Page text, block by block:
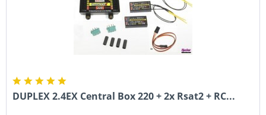
DUPLEX 2.4EX Central Box 220 + 2x Rsat2 + RC...